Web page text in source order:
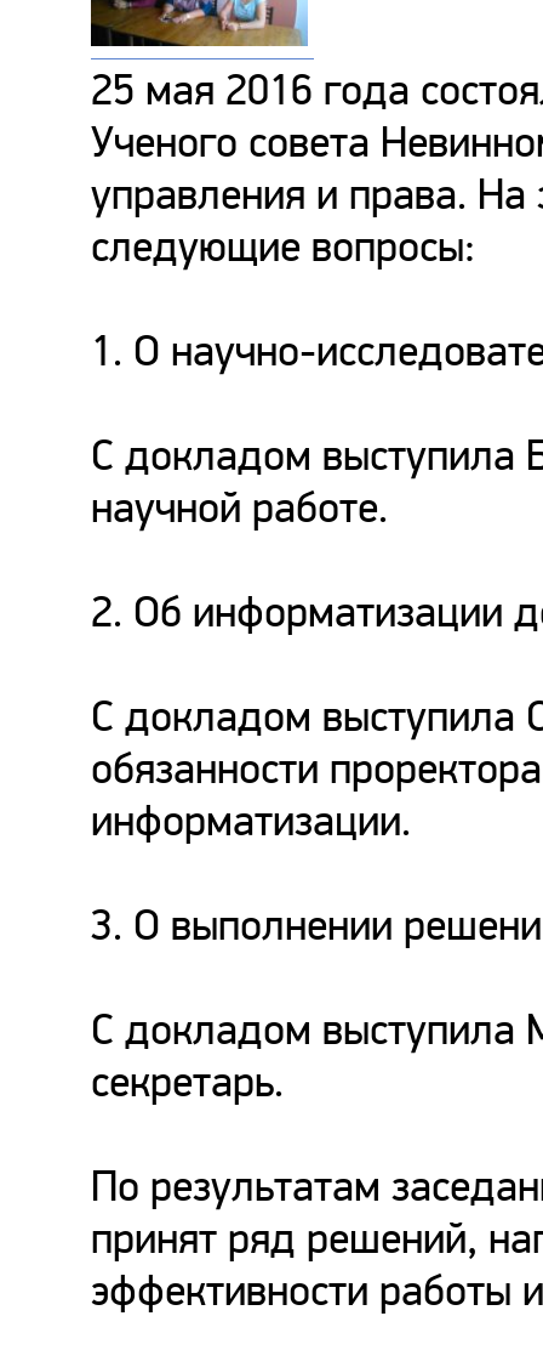
25 мая 2016 года
Ученого совета
управления и права.
следующие вопросы:
1. О научно-
С докладом выступила
научной работе.
2. Об информатизации
С докладом выступила
обязанности
информатизации.
3. О выполнении
С докладом выступила
секретарь.
По результатам
принят ряд решений,
эффективности работы